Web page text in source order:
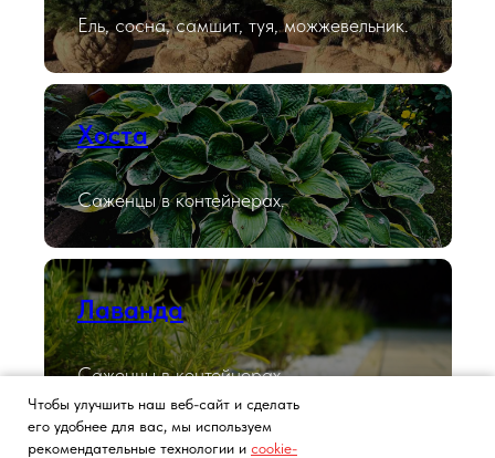
Ель, сосна, самшит, туя, можжевельник.
Хоста
Саженцы в контейнерах.
Лаванда
Саженцы в контейнерах.
Чтобы улучшить наш веб-сайт и сделать
его удобнее для вас, мы используем
рекомендательные технологии и cookie-